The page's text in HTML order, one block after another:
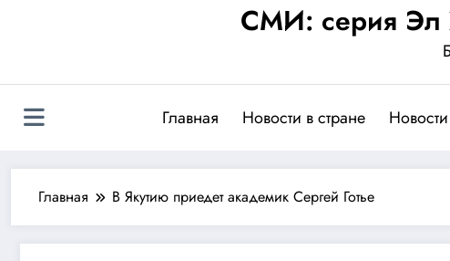
СМИ: серия Эл
Главная Новости в стране
Главная В Якутию приедет академик Сергей Готье